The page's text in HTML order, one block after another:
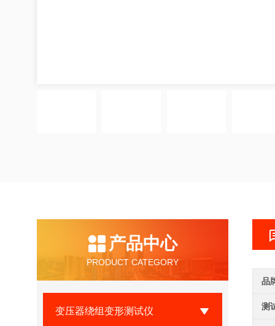
产品中心
PRODUCT CATEGORY
变压器绕组变形测试仪
品
测